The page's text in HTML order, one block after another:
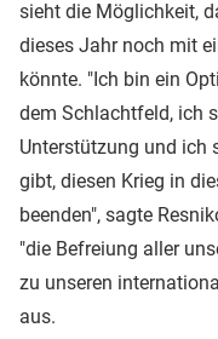
sieht die Möglichkeit,
dieses Jahr noch mit
könnte. "Ich bin ein
dem Schlachtfeld, ich
Unterstützung und ich
gibt, diesen Krieg in
beenden", sagte
"die Befreiung aller
zu unseren
aus.